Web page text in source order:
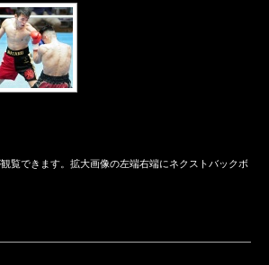
覧できます。拡大画像の左端右端にネクストバックボ